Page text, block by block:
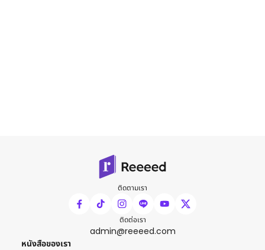
ติดตามเรา
ติดต่อเรา
admin@reeeed.com
หนังสือของเรา